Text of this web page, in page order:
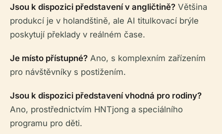
Jsou k dispozici představení v angličtině? Většina
produkcí je v holandštině, ale AI titulkovací brýle
poskytují překlady v reálném čase.
Je místo přístupné? Ano, s komplexním zařízením
pro návštěvníky s postižením.
Jsou k dispozici představení vhodná pro rodiny?
Ano, prostřednictvím HNTjong a speciálního
programu pro děti.